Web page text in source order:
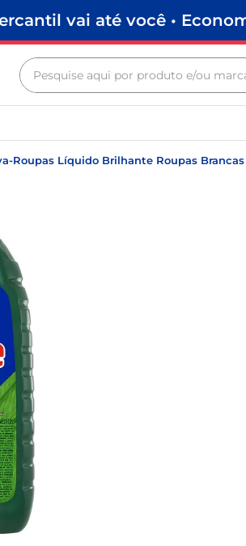
vai até você •
Pesquise aqui por produto e/ou
Roupas Líquido Brilhante Roupas
frango